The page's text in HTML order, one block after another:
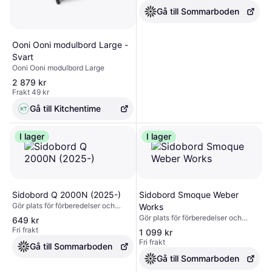
Ooni Ooni modulbord Large -
Svart
Ooni Ooni modulbord Large
2 879 kr
Frakt 49 kr
Gå till Kitchentime
redskapskrokar och passar till
Weber Works snap on tillbehör.
Gå till Sommarboden
I lager
Sidobord Q 2000N (2025-)
Gör plats för förberedelser och
servering med avtagbara sidobord
till din Weber® Q®-grill. Varje bord
har redskapskrokar för enkel
åtkomst till redskap och tillbehör.
När du är klar med matlagningen tar
649 kr
Fri frakt
Gå till Sommarboden
I lager
Sidobord Smoque Weber
Works
Gör plats för förberedelser och
servering på din Searwood®-
träpelletsgrill eller Weber Smoque-
rökgrill med träpellets med ett
Weber Works-sidobord med
tvåsidig skärbräda som ingår. Det
1 099 kr
Fri frakt
Gå till Sommarboden